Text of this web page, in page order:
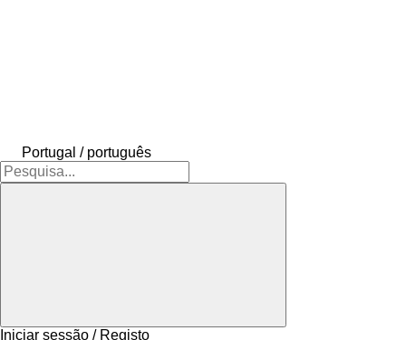
Portugal / português
Iniciar sessão / Registo